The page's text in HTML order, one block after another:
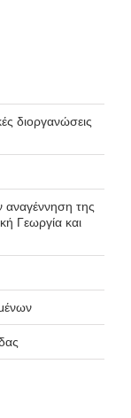
διοργανώσεις
αναγέννηση της
Γεωργία και